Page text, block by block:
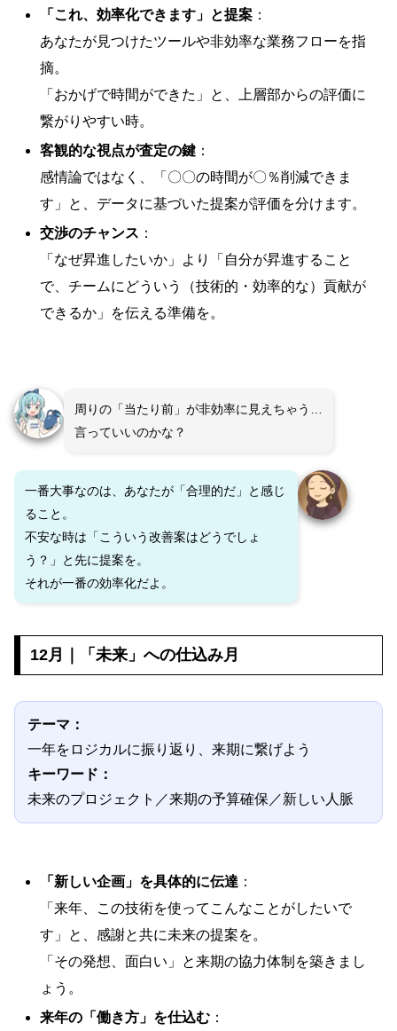
「これ、効率化できます」と提案 ：
あなたが見つけたツールや非効率な業務フローを指
摘。
「おかげで時間ができた」と、上層部からの評価に
繋がりやすい時。
客観的な視点が査定の鍵 ：
感情論ではなく、「〇〇の時間が〇％削減できま
す」と、データに基づいた提案が評価を分けます。
交渉のチャンス ：
「なぜ昇進したいか」より「自分が昇進すること
で、チームにどういう（技術的・効率的な）貢献が
できるか」を伝える準備を。
周りの「当たり前」が非効率に見えちゃう…
言っていいのかな？
一番大事なのは、あなたが「合理的だ」と感じ
ること。
不安な時は「こういう改善案はどうでしょ
う？」と先に提案を。
それが一番の効率化だよ。
12月｜「未来」への仕込み月
テーマ：
一年をロジカルに振り返り、来期に繋げよう
キーワード：
未来のプロジェクト／来期の予算確保／新しい人脈
「新しい企画」を具体的に伝達 ：
「来年、この技術を使ってこんなことがしたいで
す」と、感謝と共に未来の提案を。
「その発想、面白い」と来期の協力体制を築きまし
ょう。
来年の「働き方」を仕込む ：